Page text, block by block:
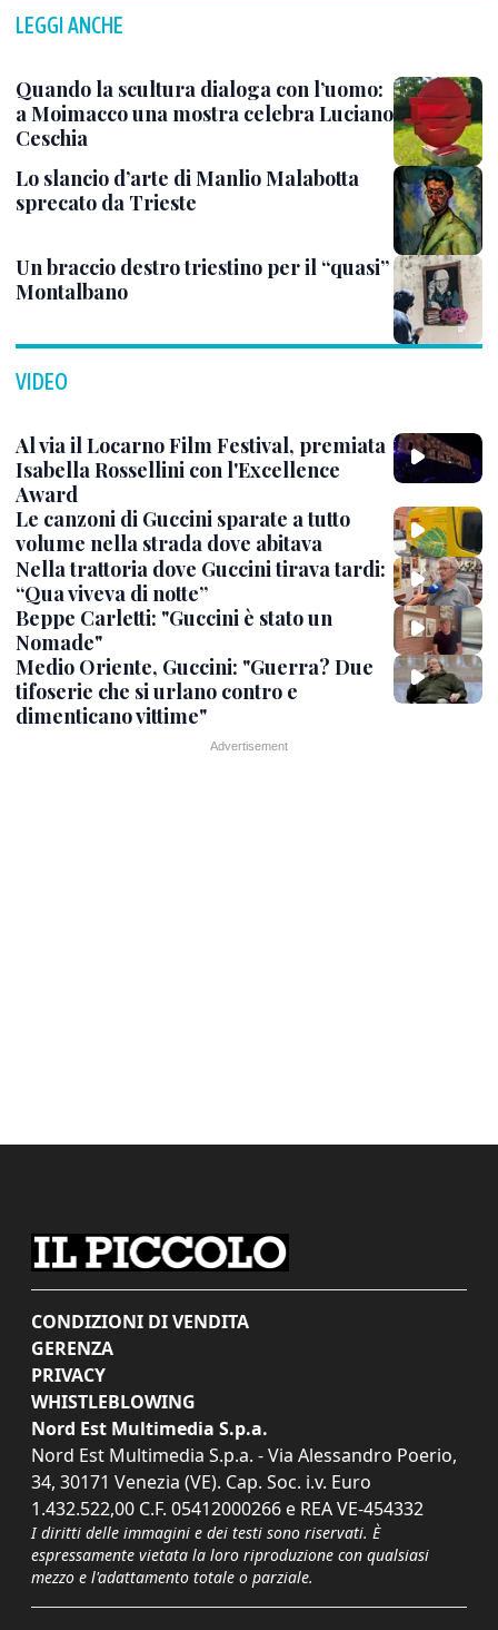
LEGGI ANCHE
Quando la scultura dialoga con l’uomo:
a Moimacco una mostra celebra Luciano
Ceschia
Lo slancio d’arte di Manlio Malabotta
sprecato da Trieste
Un braccio destro triestino per il “quasi”
Montalbano
VIDEO
Al via il Locarno Film Festival, premiata
Isabella Rossellini con l'Excellence
Award
Le canzoni di Guccini sparate a tutto
volume nella strada dove abitava
Nella trattoria dove Guccini tirava tardi:
“Qua viveva di notte”
Beppe Carletti: "Guccini è stato un
Nomade"
Medio Oriente, Guccini: "Guerra? Due
tifoserie che si urlano contro e
dimenticano vittime"
CONDIZIONI DI VENDITA
GERENZA
PRIVACY
WHISTLEBLOWING
Nord Est Multimedia S.p.a.
Nord Est Multimedia S.p.a. - Via Alessandro Poerio,
34, 30171 Venezia (VE). Cap. Soc. i.v. Euro
1.432.522,00 C.F. 05412000266 e REA VE-454332
I diritti delle immagini e dei testi sono riservati. È
espressamente vietata la loro riproduzione con qualsiasi
mezzo e l'adattamento totale o parziale.